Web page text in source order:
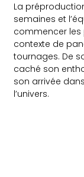
La
semaines et
commencer les
contexte de
tournages. De
caché son
son arrivée
l’univers.